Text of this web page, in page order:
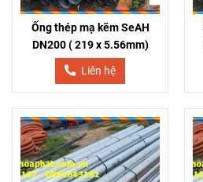
Ống thép mạ kẽm SeAH
DN200 ( 219 x 5.56mm)
Liên hệ